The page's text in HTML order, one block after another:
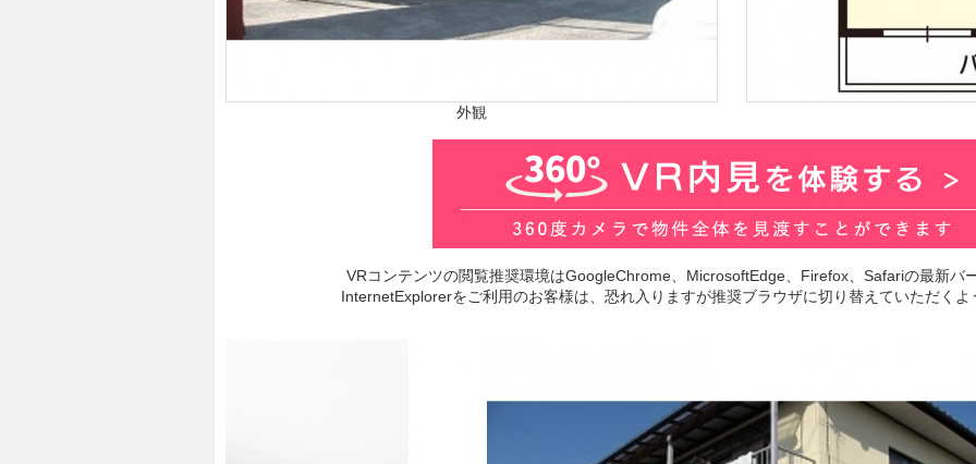
外観
VRコンテンツの閲覧推奨環境はGoogleChrome、MicrosoftEdge、Firefox、Safariの最新バ
InternetExplorerをご利用のお客様は、恐れ入りますが推奨ブラウザに切り替えていただく